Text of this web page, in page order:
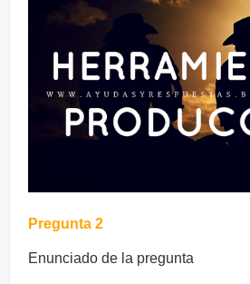
Pregunta 2
Enunciado de la pregunta